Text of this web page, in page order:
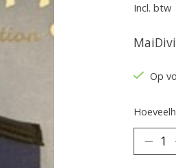
Incl. btw
Op